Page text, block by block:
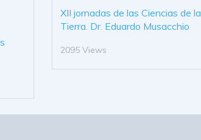
XII jornadas de las Ciencias de la
Tierra. Dr. Eduardo Musacchio
2095 Views